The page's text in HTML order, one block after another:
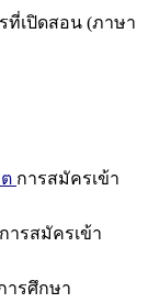
ที่เปิดสอน (ภาษา
การสมัครเข้า
การสมัครเข้า
ารศึกษา